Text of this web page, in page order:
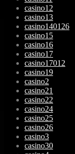
casino12
casino13
casino140126
casino15
casino16
casino17
casino17012
casino19
casino2
casino21
casino22
casino24
casino25
casino26
casino3
casino30